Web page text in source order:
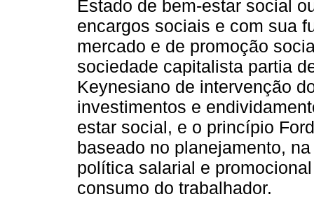
Estado de bem-estar social
encargos sociais e com sua
mercado e de promoção
sociedade capitalista partia
Keynesiano de intervenção
investimentos e
estar social, e o princípio
baseado no planejamento,
política salarial e
consumo do trabalhador.